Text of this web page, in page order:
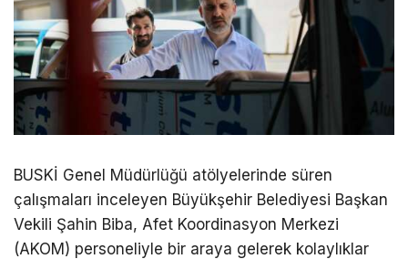
BUSKİ Genel Müdürlüğü atölyelerinde süren
çalışmaları inceleyen Büyükşehir Belediyesi Başkan
Vekili Şahin Biba, Afet Koordinasyon Merkezi
(AKOM) personeliyle bir araya gelerek kolaylıklar